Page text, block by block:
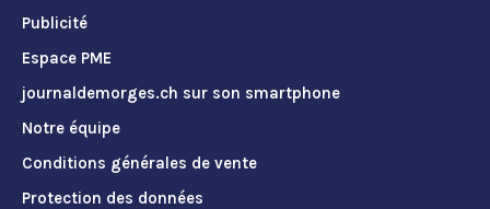
Publicité
Espace PME
journaldemorges.ch sur son smartphone
Notre équipe
Conditions générales de vente
Protection des données